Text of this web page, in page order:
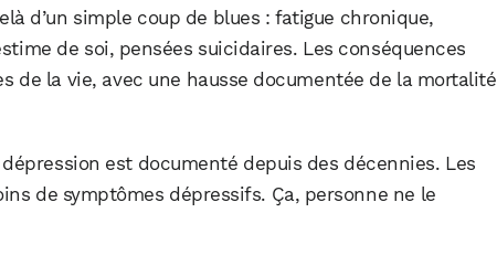
d’un simple coup de blues : fatigue chronique,
de soi, pensées suicidaires. Les conséquences
de la vie, avec une hausse documentée de la mortalité
est documenté depuis des décennies. Les
de symptômes dépressifs. Ça, personne ne le
WhatsApp Telegram Email